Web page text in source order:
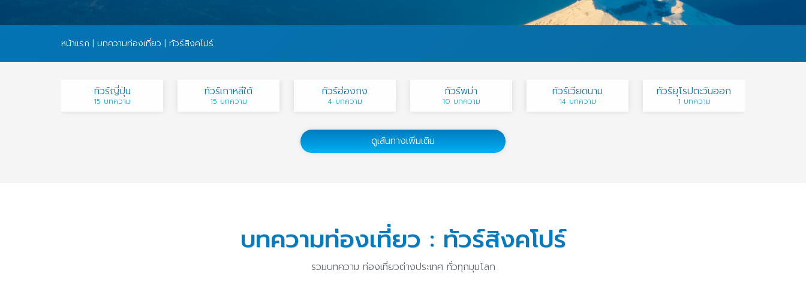
หน้าแรก | บทความท่องเที่ยว | ทัวร์สิงคโปร์
ทัวร์ญี่ปุ่น
15 บทความ
ทัวร์เกาหลีใต้
15 บทความ
ทัวร์ฮ่องกง
4 บทความ
ทัวร์พม่า
10 บทความ
ทัวร์เวียดนาม
14 บทความ
ทัวร์ยุโรปตะวันออก
1 บทความ
ดูเส้นทางเพิ่มเติม
บทความท่องเที่ยว : ทัวร์สิงคโปร์
รวมบทความ ท่องเที่ยวต่างประเทศ ทั่วทุกมุมโลก